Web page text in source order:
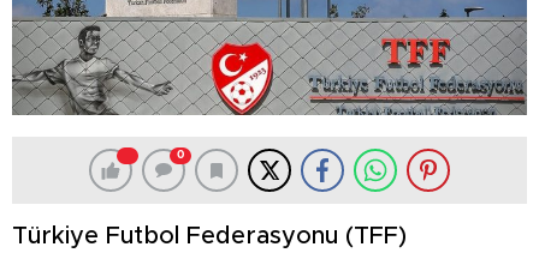
0
Türkiye Futbol Federasyonu (TFF)